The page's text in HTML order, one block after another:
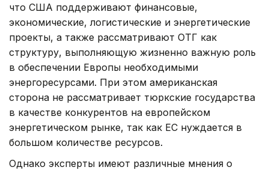
что США поддерживают финансовые,
экономические, логистические и энергетические
проекты, а также рассматривают OTГ как
структуру, выполняющую жизненно важную роль
в обеспечении Европы необходимыми
энергоресурсами. При этом американская
сторона не рассматривает тюркские государства
в качестве конкурентов на европейском
энергетическом рынке, так как ЕС нуждается в
большом количестве ресурсов.
Однако эксперты имеют различные мнения о